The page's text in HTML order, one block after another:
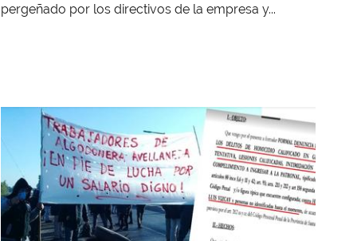
pergeñado por los directivos de la empresa y...
Imagen